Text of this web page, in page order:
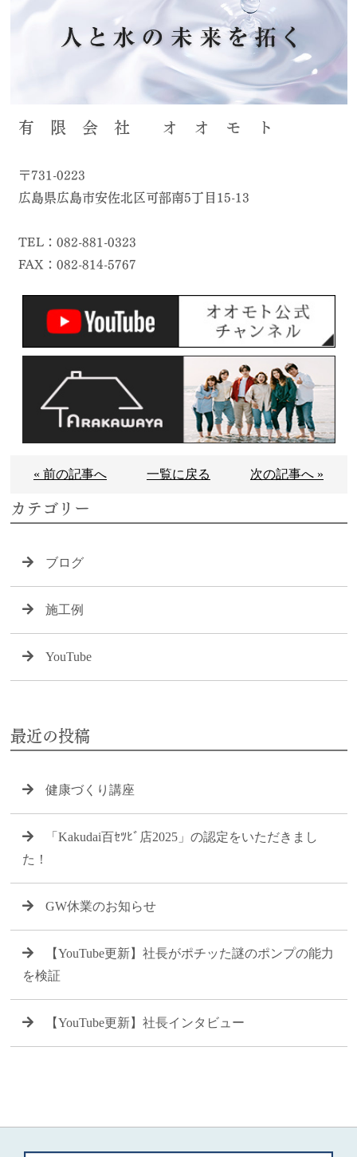
有 限 会 社 オ オ モ ト
〒731-0223
広島県広島市安佐北区可部南5丁目15-13
TEL：082-881-0323
FAX：082-814-5767
« 前の記事へ 一覧に戻る 次の記事へ »
カテゴリー
ブログ
施工例
YouTube
最近の投稿
健康づくり講座
「Kakudai百ｾﾂﾋﾞ店2025」の認定をいただきまし
た！
GW休業のお知らせ
【YouTube更新】社長がポチッた謎のポンプの能力
を検証
【YouTube更新】社長インタビュー